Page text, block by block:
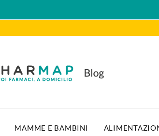
MAMME E BAMBINI